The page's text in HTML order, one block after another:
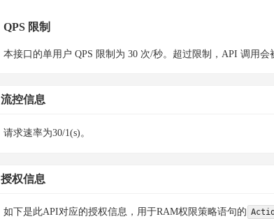
QPS 限制
本接口的单用户 QPS 限制为 30 次/秒。超过限制，API 调用
流控信息
请求速率为30/1(s)。
授权信息
如下是此API对应的授权信息，用于RAM权限策略语句的